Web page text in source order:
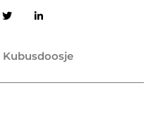
Kubusdoosje